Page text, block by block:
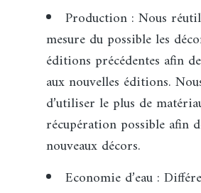
Production : Nous
mesure du possible les
éditions précédentes afin
aux nouvelles éditions.
d’utiliser le plus de
récupération possible afin
nouveaux décors.
Economie d’eau :